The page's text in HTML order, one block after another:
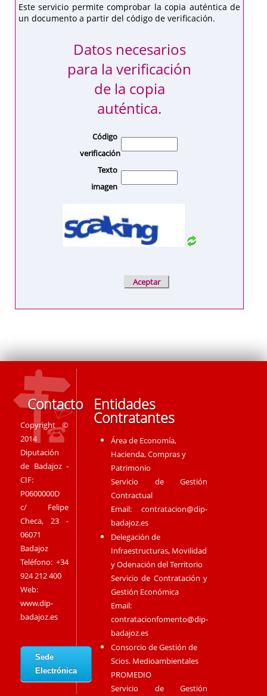
Este servicio permite comprobar la copia auténtica de
un documento a partir del código de verificación.
Datos necesarios
para la verificación
de la copia
auténtica.
Código
verificación
Texto
imagen
Contacto
Copyright ©
2014
Diputación
de Badajoz -
CIF:
P0600000D
c/ Felipe
Checa, 23 -
06071
Badajoz
Teléfono: +34
924 212 400
Web:
www.dip-
badajoz.es
Sede
Electrónica
Entidades
Contratantes
Área de Economía,
Hacienda, Compras y
Patrimonio
Servicio de Gestión
Contractual
Email:contratacion@dip-
badajoz.es
Delegación de
Infraestructuras, Movilidad
y Odenación del Territorio
Servicio de Contratación y
Gestión Económica
Email:
contratacionfomento@dip-
badajoz.es
Consorcio de Gestión de
Scios. Medioambientales
PROMEDIO
Servicio de Gestión